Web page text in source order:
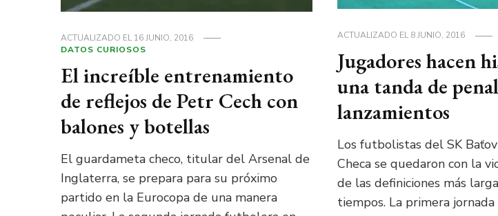
ACTUALIZADO EL16 JUNIO, 2016
DATOS CURIOSOS
El increíble entrenamiento
de reflejos de Petr Cech con
balones y botellas
El guardameta checo, titular del Arsenal de
Inglaterra, se prepara para su próximo
partido en la Eurocopa de una manera
ACTUALIZADO EL8 JUNIO, 2016
Jugadores hacen
una tanda de
lanzamientos
Los futbolistas del SK
Checa se quedaron con la
de las definiciones más
tiempos. La primera